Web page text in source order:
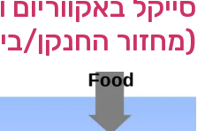
סייקל באקווריום
(מחזור החנקן/